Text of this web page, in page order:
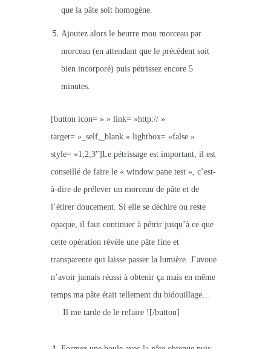
que la pâte soit homogène.
Ajoutez alors le beurre mou morceau par
morceau (en attendant que le précédent soit
bien incorporé) puis pétrissez encore 5
minutes.
[button icon= » » link= »http:// »
target= »_self,_blank » lightbox= »false »
style= »1,2,3″]Le pétrissage est important, il est
conseillé de faire le « window pane test », c’est-
à-dire de prélever un morceau de pâte et de
l’étirer doucement. Si elle se déchire ou reste
opaque, il faut continuer à pétrir jusqu’à ce que
cette opération révèle une pâte fine et
transparente qui laisse passer la lumière. J’avoue
n’avoir jamais réussi à obtenir ça mais en même
temps ma pâte était tellement du bidouillage…
Il me tarde de le refaire ![/button]